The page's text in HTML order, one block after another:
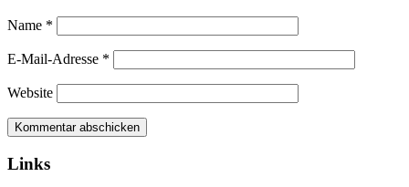
Name *
E-Mail-Adresse *
Website
Links